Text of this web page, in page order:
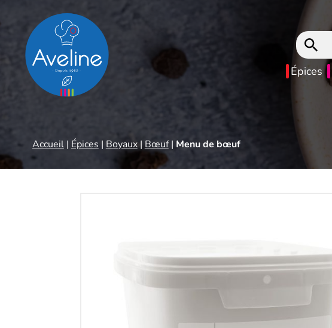
Épices
Accueil| Épices | Boyaux| Bœuf| Menu de bœuf
Panneau de gestion des cookies